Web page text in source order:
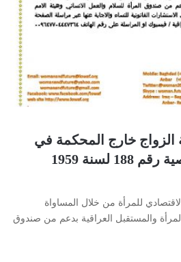
الزواج خارج المحكمة في
قانون الاحوال الشخصية رقم 188 لسنة 1959
للمرأة من خلال المساواة
والمستقبل العراقية بدعم من صندوق